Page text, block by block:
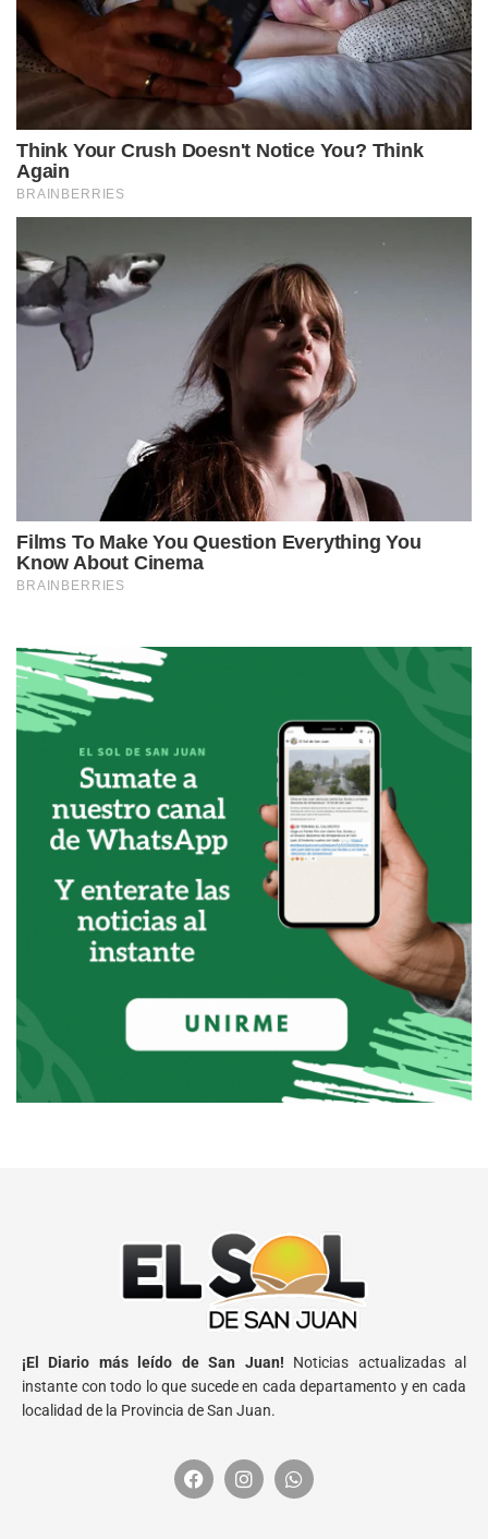
¡El Diario más leído de San Juan! Noticias actualizadas al
instante con todo lo que sucede en cada departamento y en cada
localidad de la Provincia de San Juan.